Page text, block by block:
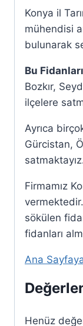
Konya il
mühendisi
bulunarak
Bu Fidanları
Bozkır,
ilçelere
Ayrıca
Gürcistan,
Firmamız
sökülen
fidanları
Ana
Henüz